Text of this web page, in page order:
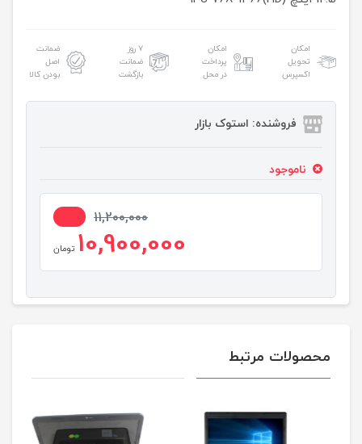
امکان
تحویل
اکسپرس
امکان
پرداخت
در محل
۷ روز
ضمانت
بازگشت
ضمانت
اصل
بودن کالا
فروشنده: استوک بازار
ناموجود
11,200,000
10,900,000 تومان
محصولات مرتبط